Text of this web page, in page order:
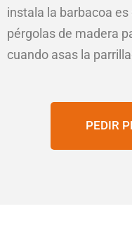
instala la barbacoa
pérgolas de madera
cuando asas la
PEDIR